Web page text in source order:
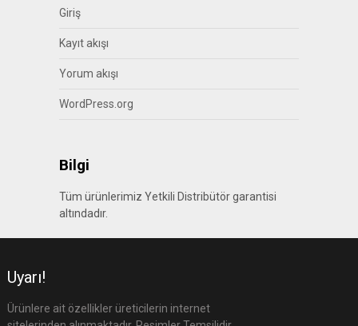
Giriş
Kayıt akışı
Yorum akışı
WordPress.org
Bilgi
Tüm ürünlerimiz Yetkili Distribütör garantisi
altındadır.
Uyarı!
Ürünlere ait özellikler üreticilerin internet